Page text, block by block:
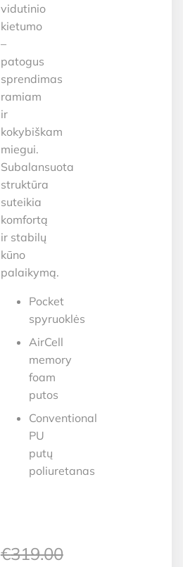
vidutinio
kietumo
–
patogus
sprendimas
ramiam
ir
kokybiškam
miegui.
Subalansuota
struktūra
suteikia
komfortą
ir stabilų
kūno
palaikymą.
Pocket
spyruoklės
AirCell
memory
foam
putos
Conventional
PU
putų
poliuretanas
€319.00